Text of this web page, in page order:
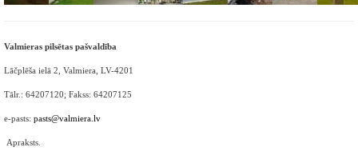
Valmieras pilsētas pašvaldība
Lāčplēša ielā 2, Valmiera, LV-4201
Tālr.: 64207120; Fakss: 64207125
e-pasts: pasts@valmiera.lv
Apraksts.